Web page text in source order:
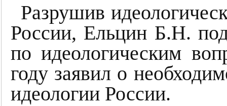
Разрушив
России, Ельцин Б.Н.
по идеологическим
году заявил о
идеологии России.